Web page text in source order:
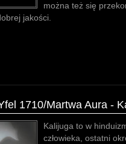
można też się
jakości.
1710/Martwa Aura -
Kalijuga to w
człowieka, ostatni